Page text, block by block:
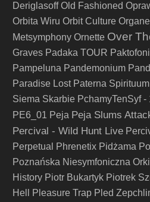
Deriglasoff Old Fashioned
Orbita Wiru Orbit Culture
Metsymphony Ornette Over
Graves Padaka TOUR
Pampeluna Pandemonium
Paradise Lost Paterna Spirituum
Siema Skarbie PchamyTenSyf
PE6_01 Peja Peja Slums
Percival - Wild Hunt Live
Perpetual
Phrenetix Pidżama
Poznańska Niesymfoniczna
History Piotr Bukartyk Piotrek
Hell
Pleasure Trap Pled